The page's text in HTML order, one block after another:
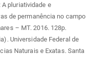
A pluriatividade e
de permanência no campo
– MT. 2016. 128p.
Universidade Federal de
Naturais e Exatas. Santa